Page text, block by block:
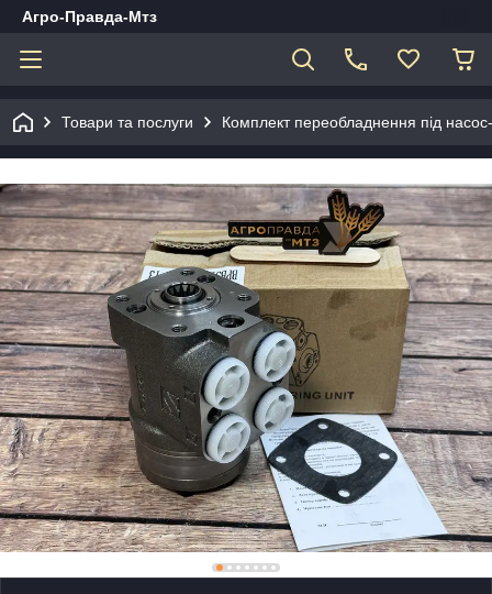
Агро-Правда-Мтз
Товари та послуги Комплект переобладнення під